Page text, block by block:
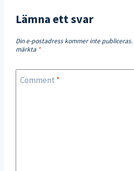
Lämna ett svar
Din e-postadress kommer inte publiceras.
märkta *
Comment *